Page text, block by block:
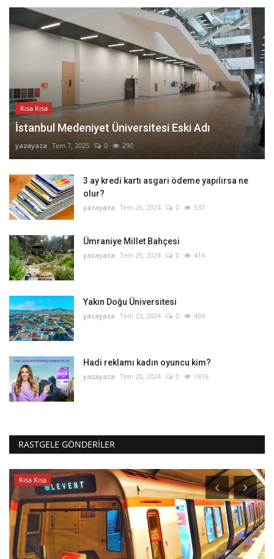
Kısa Kısa
İstanbul Medeniyet Üniversitesi Eski Adı
yazayaza Tem 7, 2025 0 290
3 ay kredi kartı asgari ödeme yapılırsa ne
olur?
yazayaza Tem 26, 2024 0 537
Ümraniye Millet Bahçesi
yazayaza Tem 25, 2024 0 414
Yakın Doğu Üniversitesi
yazayaza Tem 23, 2024 0 404
Hadi reklamı kadın oyuncu kim?
yazayaza Tem 20, 2024 0 1816
RASTGELE GÖNDERILER
Kısa Kısa